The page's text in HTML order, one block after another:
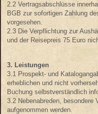
2.2 Vertragsabschlüsse
BGB zur sofortigen Zahlung
vorgesehen.
2.3 Die Verpflichtung zur
und der Reisepreis 75 Euro
3. Leistungen
3.1 Prospekt- und
erheblichen und nicht
Buchung selbstverständlich
3.2 Nebenabreden, besondere
aufgenommen werden.